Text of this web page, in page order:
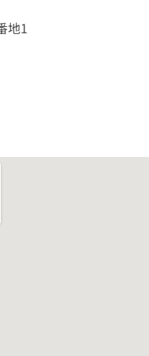
地1